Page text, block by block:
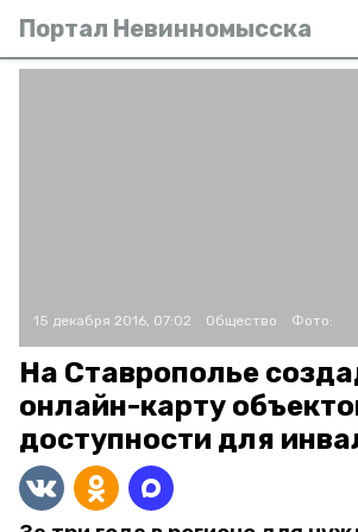
Портал Невинномысска
15 декабря 2016, 07:02 Общество Фото:
На Ставрополье
онлайн-карту
доступности для